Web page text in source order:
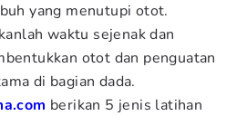
yang menutupi otot.
waktu sejenak dan
otot dan penguatan
di bagian dada.
berikan 5 jenis latihan